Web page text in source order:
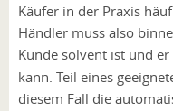
Käufer in der Praxis
Händler muss also
Kunde solvent ist und er
kann. Teil eines
diesem Fall die